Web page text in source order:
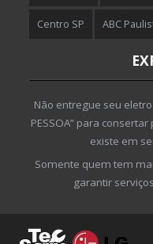
Centro SP ABC
Não entregue seu
PESSOA” para
existe em
Somente quem tem
garantir